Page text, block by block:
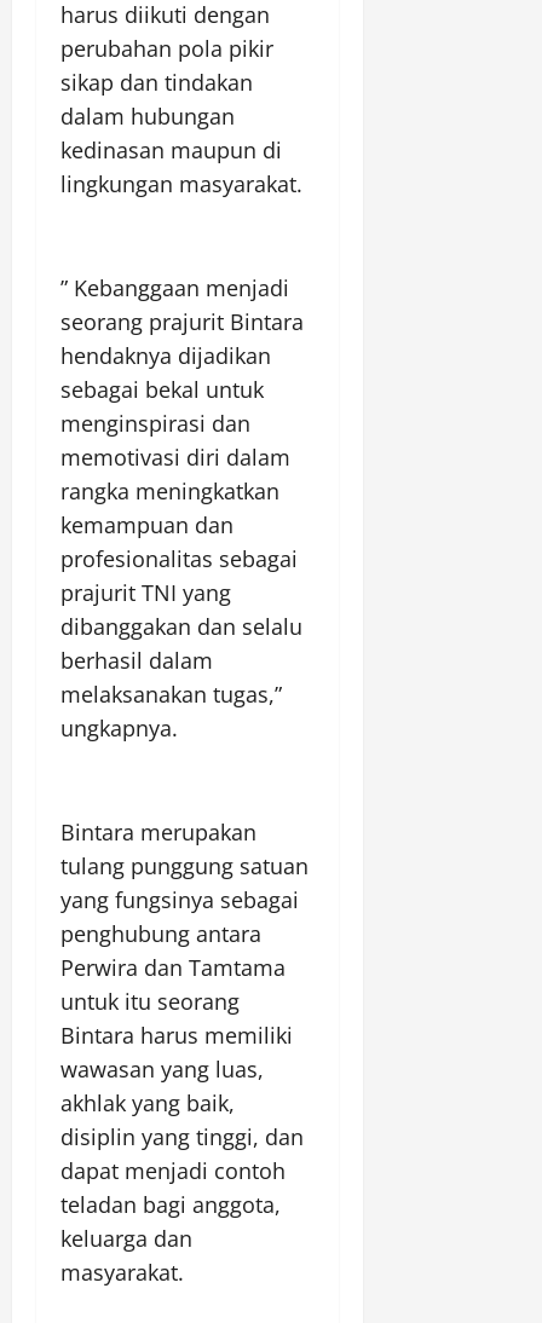
harus diikuti dengan
perubahan pola pikir
sikap dan tindakan
dalam hubungan
kedinasan maupun di
lingkungan masyarakat.
” Kebanggaan menjadi
seorang prajurit Bintara
hendaknya dijadikan
sebagai bekal untuk
menginspirasi dan
memotivasi diri dalam
rangka meningkatkan
kemampuan dan
profesionalitas sebagai
prajurit TNI yang
dibanggakan dan selalu
berhasil dalam
melaksanakan tugas,”
ungkapnya.
Bintara merupakan
tulang punggung satuan
yang fungsinya sebagai
penghubung antara
Perwira dan Tamtama
untuk itu seorang
Bintara harus memiliki
wawasan yang luas,
akhlak yang baik,
disiplin yang tinggi, dan
dapat menjadi contoh
teladan bagi anggota,
keluarga dan
masyarakat.